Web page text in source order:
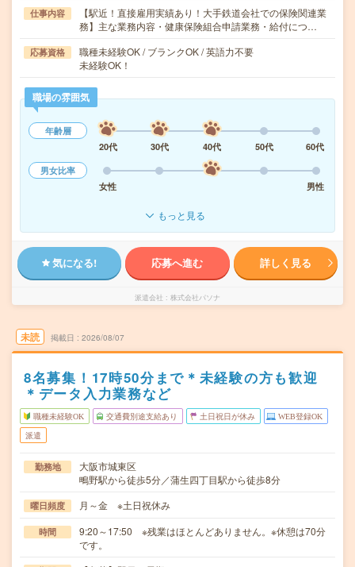
仕事内容
【駅近！直接雇用実績あり！大手鉄道会社での保険関連業
務】主な業務内容・健康保険組合申請業務・給付につ…
応募資格
職種未経験OK / ブランクOK / 英語力不要
未経験OK！
職場の雰囲気
年齢層
20代
30代 40代 50代
60代
男女比率
女性
男性
もっと見る
気になる! 応募へ進む 詳しく見る
派遣会社 株式会社パソナ
未読 掲載日 2026/08/07
8名募集！17時50分まで＊未経験の方も歓迎
＊データ入力業務など
職種未経験OK 交通費別途支給あり 土日祝日が休み WEB登録OK
派遣
勤務地
大阪市城東区
鴫野駅から徒歩5分／蒲生四丁目駅から徒歩8分
曜日頻度 月～金 ※土日祝休み
時間
9:20～17:50 ※残業はほとんどありません。※休憩は70分
です。